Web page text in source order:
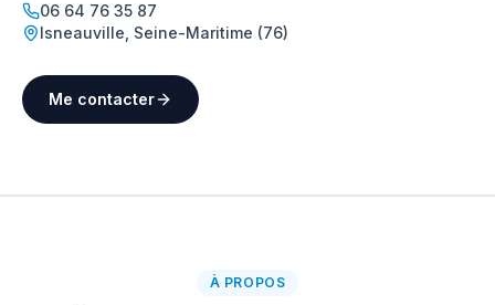
06 64 76 35 87
Isneauville Seine-Maritime (76)
Me contacter
À PROPOS